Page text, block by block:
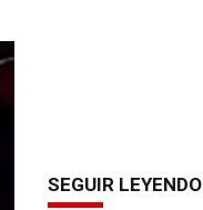
SEGUIR LEYENDO